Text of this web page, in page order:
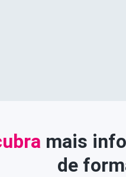
mais
de